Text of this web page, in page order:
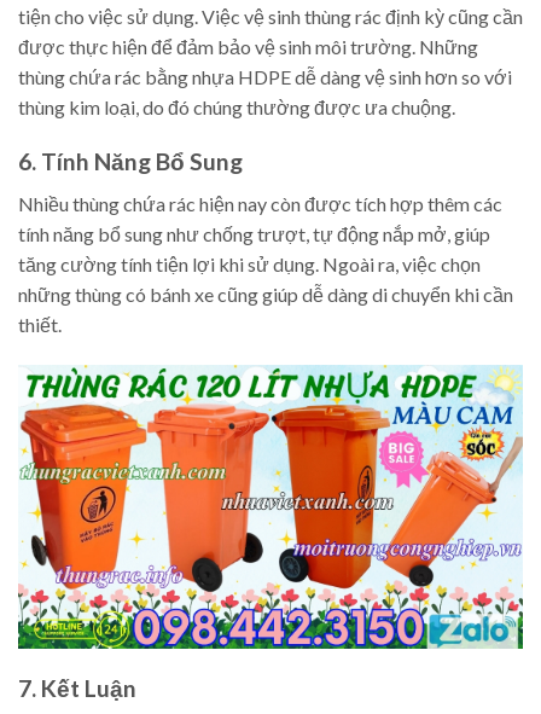
tiện cho việc sử dụng. Việc vệ sinh thùng rác định kỳ cũng cần
được thực hiện để đảm bảo vệ sinh môi trường. Những
thùng chứa rác bằng nhựa HDPE dễ dàng vệ sinh hơn so với
thùng kim loại, do đó chúng thường được ưa chuộng.
6. Tính Năng Bổ Sung
Nhiều thùng chứa rác hiện nay còn được tích hợp thêm các
tính năng bổ sung như chống trượt, tự động nắp mở, giúp
tăng cường tính tiện lợi khi sử dụng. Ngoài ra, việc chọn
những thùng có bánh xe cũng giúp dễ dàng di chuyển khi cần
thiết.
7. Kết Luận